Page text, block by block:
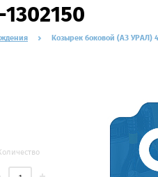
Козырек боковой (АЗ УРАЛ)